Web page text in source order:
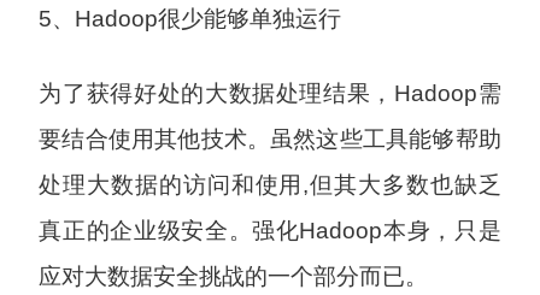
5、Hadoop很少能够单独运行
为了获得好处的大数据处理结果，Hadoop需
要结合使用其他技术。虽然这些工具能够帮助
处理大数据的访问和使用,但其大多数也缺乏
真正的企业级安全。强化Hadoop本身，只是
应对大数据安全挑战的一个部分而已。